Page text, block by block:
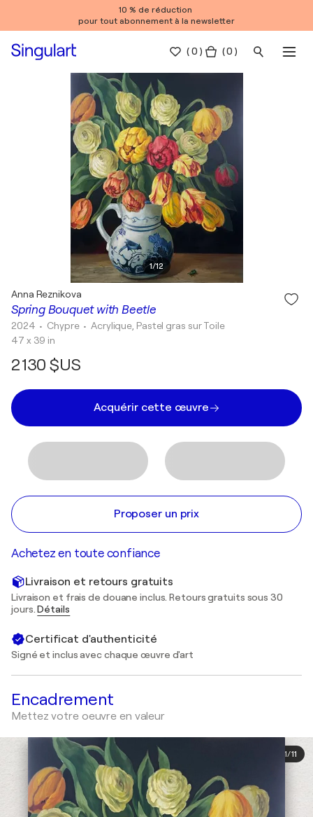
10 % de réduction
pour tout abonnement à la newsletter
(0 ) ( 0 )
1/12
Spring Bouquet with Beetle
Anna Reznikova
2024 • Chypre •Acrylique, Pastel gras sur Toile
47 x 39 in
2 130 $US
Acquérir cette œuvre
Proposer un prix
Achetez en toute confiance
Livraison et retours gratuits
Livraison et frais de douane inclus. Retours gratuits sous 30
jours.Détails
Certificat d'authenticité
Signé et inclus avec chaque œuvre d'art
Encadrement
Mettez votre oeuvre en valeur
1/11